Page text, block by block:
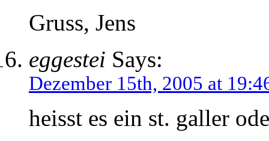
Gruss, Jens
eggestei Says:
Dezember 15th, 2005 at
heisst es ein st. galler